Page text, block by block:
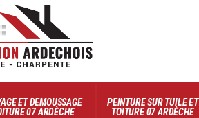
ET DEMOUSSAGE
07 ARDÈCHE
PEINTURE SUR TUILE ET
TOITURE 07 ARDÈCHE